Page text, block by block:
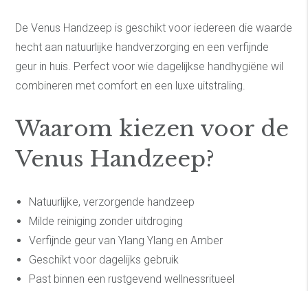
De Venus Handzeep is geschikt voor iedereen die waarde
hecht aan natuurlijke handverzorging en een verfijnde
geur in huis. Perfect voor wie dagelijkse handhygiëne wil
combineren met comfort en een luxe uitstraling.
Waarom kiezen voor de
Venus Handzeep?
Natuurlijke, verzorgende handzeep
Milde reiniging zonder uitdroging
Verfijnde geur van Ylang Ylang en Amber
Geschikt voor dagelijks gebruik
Past binnen een rustgevend wellnessritueel